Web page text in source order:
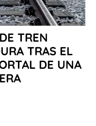
TREN
TRAS EL
DE UNA